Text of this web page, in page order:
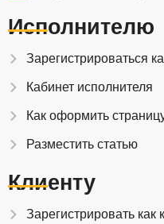
Исполнителю
Зарегистрироваться
Кабинет исполнителя
Как оформить
Разместить статью
Клиенту
Зарегистрировать как